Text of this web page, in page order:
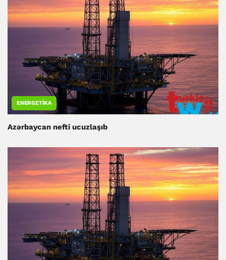
ENERGETIKA
Azərbaycan nefti ucuzlaşıb